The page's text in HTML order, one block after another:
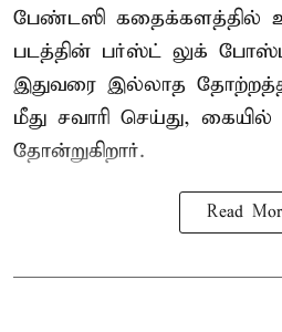
பேண்டஸி கதைக்களத்தில்
படத்தின் பர்ஸ்ட் லுக்
இதுவரை இல்லாத
மீது சவாரி செய்து,
தோன்றுகிறார்.
Read